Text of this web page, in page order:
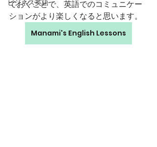
ビジネス英語
ておくことで、英語でのコミュニケー
ションがより楽しくなると思います。
Manami's English Lessons